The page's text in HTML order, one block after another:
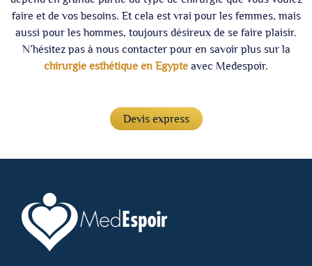
faire et de vos besoins. Et cela est vrai pour les femmes, mais
aussi pour les hommes, toujours désireux de se faire plaisir.
N’hésitez pas à nous contacter pour en savoir plus sur la
chirurgie esthétique en Egypte avec Medespoir.
Devis express